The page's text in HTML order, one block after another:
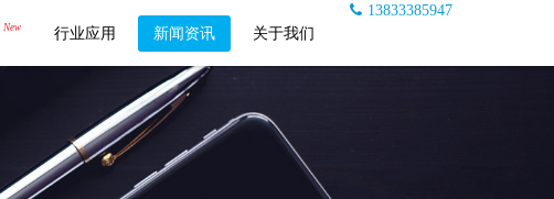
13833385947
New 行业应用 新闻资讯 关于我们